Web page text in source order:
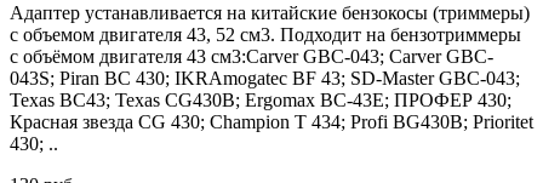
Адаптер устанавливается на китайские бензокосы (триммеры)
с объемом двигателя 43, 52 см3. Подходит на бензотриммеры
с объёмом двигателя 43 см3:Carver GBC-043; Carver GBC-
043S; Piran BC 430; IKRAmogatec BF 43; SD-Master GBC-043;
Texas BC43; Texas CG430B; Ergomax BC-43E; ПРОФЕР 430;
Красная звезда CG 430; Champion T 434; Profi BG430B; Prioritet
430; ..